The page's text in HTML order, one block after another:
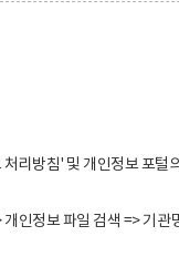
리방침' 및 개인정보 포털의
정보 파일 검색 => 기